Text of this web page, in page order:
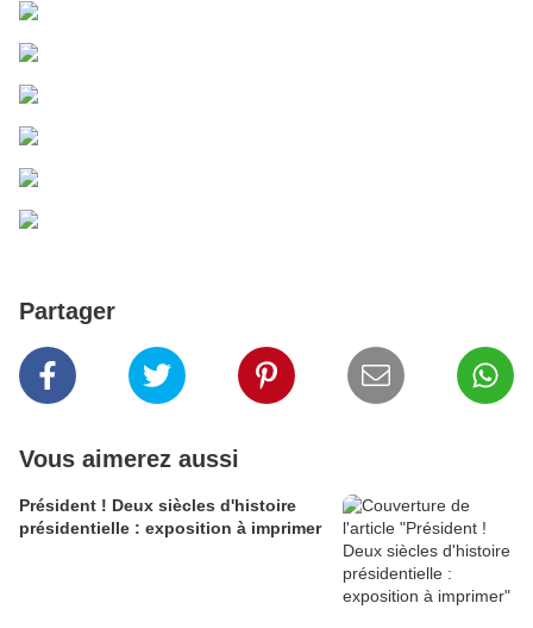
Partager
Vous aimerez aussi
Président ! Deux siècles d'histoire
présidentielle : exposition à imprimer